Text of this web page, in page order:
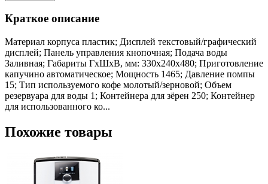
Краткое описание
Материал корпуса пластик; Дисплей текстовый/графический
дисплей; Панель управления кнопочная; Подача воды
Заливная; Габариты ГхШхВ, мм: 330х240х480; Приготовление
капучино автоматическое; Мощность 1465; Давление помпы
15; Тип используемого кофе молотый/зерновой; Объем
резервуара для воды 1; Контейнера для зёрен 250; Контейнер
для использованного ко...
Похожие товары